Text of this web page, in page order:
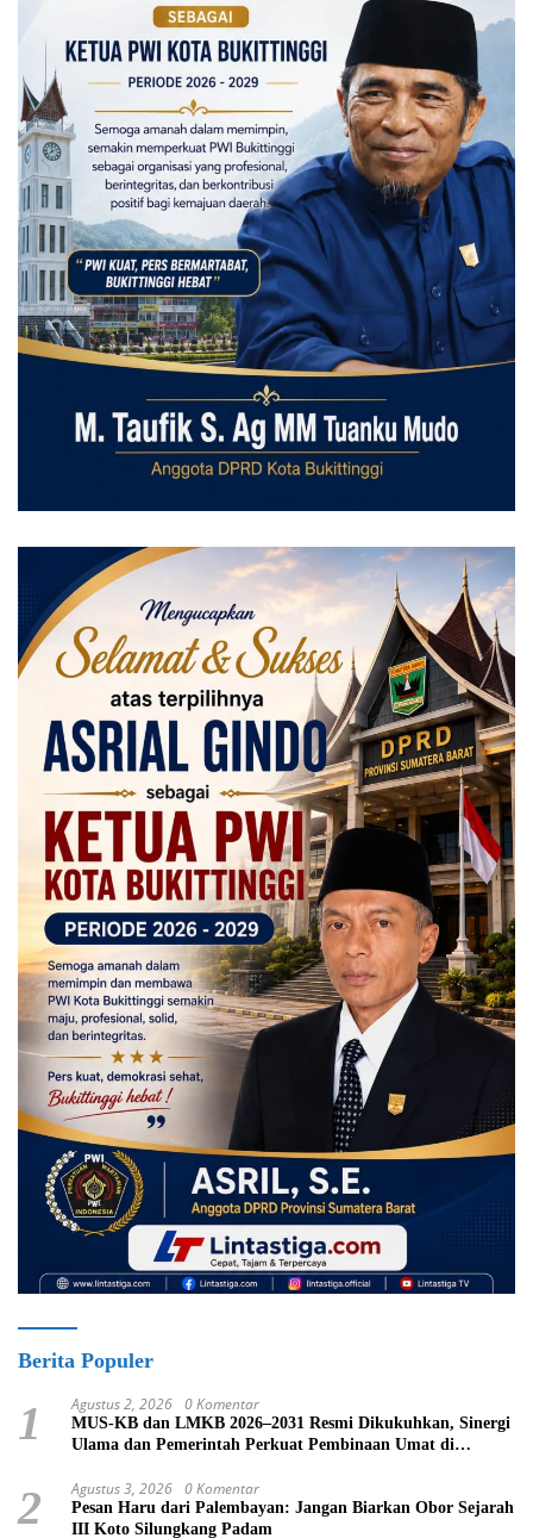
Berita Populer
1 Agustus 2, 2026 0 Komentar
MUS-KB dan LMKB 2026–2031 Resmi Dikukuhkan, Sinergi
Ulama dan Pemerintah Perkuat Pembinaan Umat di
2 Agustus 3, 2026 0 Komentar
Pesan Haru dari Palembayan: Jangan Biarkan Obor Sejarah
III Koto Silungkang Padam